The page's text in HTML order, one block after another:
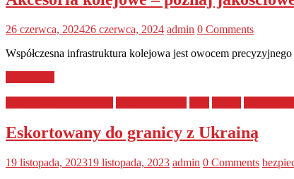
26 czerwca, 202426 czerwca, 2024 admin 0 Comments
Współczesna infrastruktura kolejowa jest owocem
Eskortowany do granicy z Ukrainą
19 listopada, 202319 listopada, 2023 admin 0 Comments